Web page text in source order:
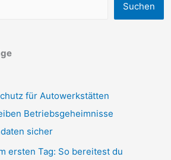
Suchen
für Autowerkstätten
Betriebsgeheimnisse
sicher
ersten Tag: So bereitest du